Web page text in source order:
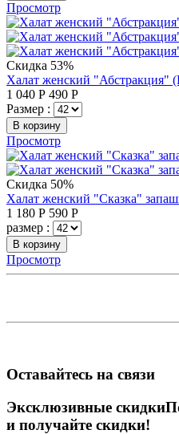
Просмотр
Скидка 53%
Халат женский "Абстракция"
1 040 Р 490 Р
Размер :
В корзину
Просмотр
Скидка 50%
Халат женский "Сказка"
1 180 Р 590 Р
размер :
В корзину
Просмотр
Оставайтесь на связи
Эксклюзивные скидки
и получайте скидки!